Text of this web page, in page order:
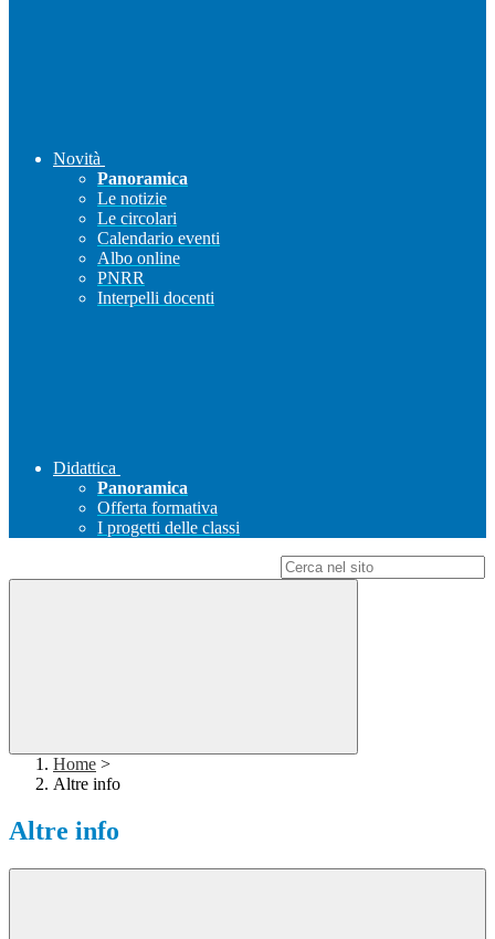
Novità
Panoramica
Le notizie
Le circolari
Calendario eventi
Albo online
PNRR
Interpelli docenti
Didattica
Panoramica
Offerta formativa
I progetti delle classi
Home >
Altre info
Altre info